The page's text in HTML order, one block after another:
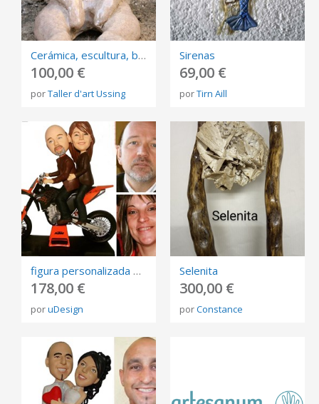
Cerámica, escultura, bookend,
100,00 €
porTaller d'art Ussing
Sirenas
69,00 €
porTirn Aill
figura personalizada de fotos, 3D retrato Biscuit, muñeca de arte mini me personalizada
178,00 €
poruDesign
Selenita
300,00 €
porConstance